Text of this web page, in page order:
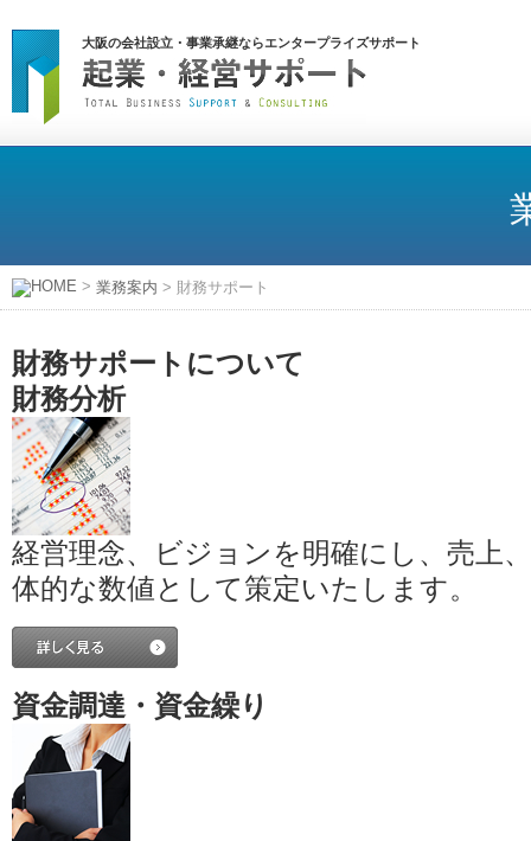
大阪の会社設立・事業承継ならエンタープライズサポート
HOME > 業務案内 > 財務サポート
財務サポートについて
財務分析
経営理念、ビジョンを明確にし、売上
体的な数値として策定いたします。
資金調達・資金繰り